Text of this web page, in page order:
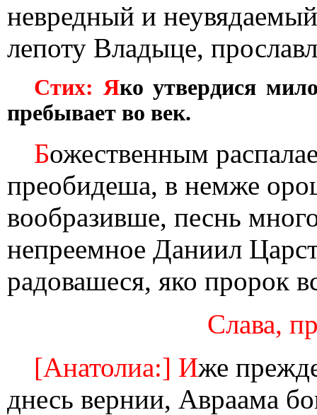
невредный и
лепоту Владыце,
Стих: Яко утвердися
пребывает во век.
Божественным
преобидеша, в немже
вообразивше, песнь
непреемное Даниил
радовашеся, яко пророк
Слава,
[Анатолиа:] Иже
днесь вернии, Авраама